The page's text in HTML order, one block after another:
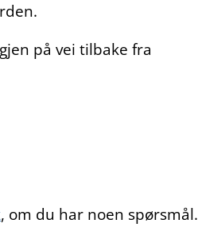
på vei tilbake fra
, om du har noen spørsmål.